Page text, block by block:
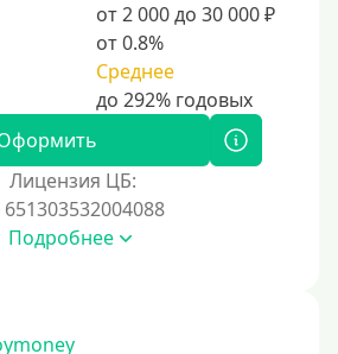
от 2 000 до 30 000 ₽
от 0.8%
Среднее
Лицензия ЦБ:
Подробнее